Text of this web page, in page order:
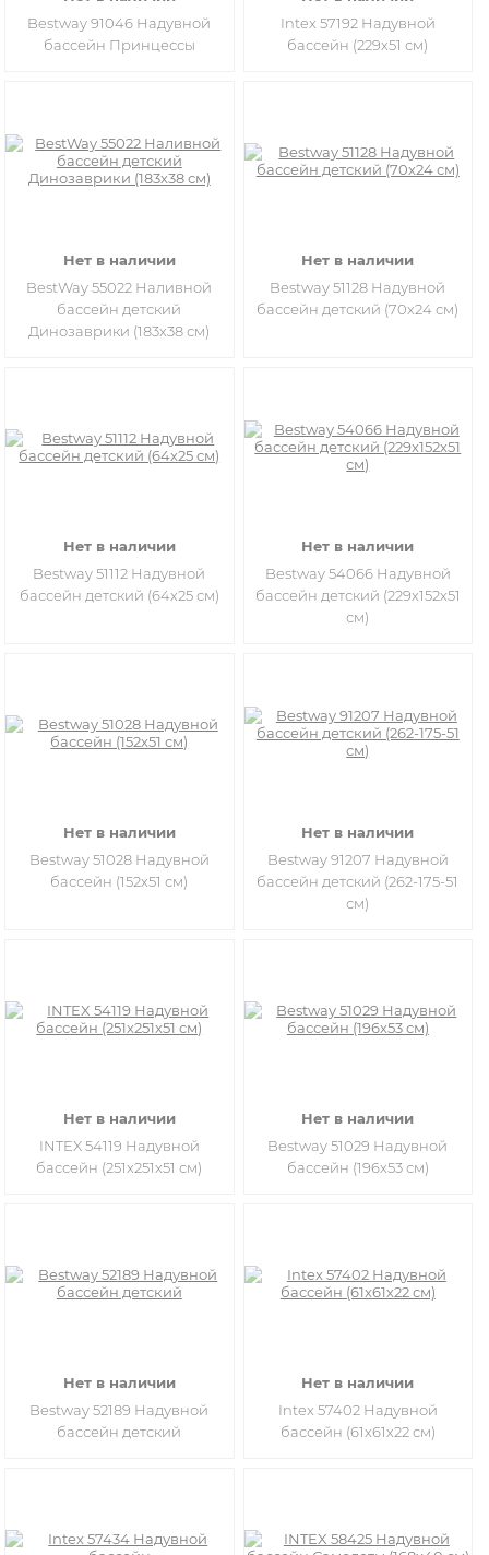
Bestway 91046 Надувной
бассейн Принцессы
Intex 57192 Надувной
бассейн (229х51 см)
Нет в наличии
BestWay 55022 Наливной
бассейн детский
Динозаврики (183х38 см)
Нет в наличии
Bestway 51128 Надувной
бассейн детский (70х24 см)
Нет в наличии
Bestway 51112 Надувной
бассейн детский (64х25 см)
Нет в наличии
Bestway 54066 Надувной
бассейн детский (229х152х51
см)
Нет в наличии
Bestway 51028 Надувной
бассейн (152х51 см)
Нет в наличии
Bestway 91207 Надувной
бассейн детский (262-175-51
см)
Нет в наличии
INTEX 54119 Надувной
бассейн (251х251х51 см)
Нет в наличии
Bestway 51029 Надувной
бассейн (196х53 см)
Нет в наличии
Bestway 52189 Надувной
бассейн детский
Нет в наличии
Intex 57402 Надувной
бассейн (61х61х22 см)